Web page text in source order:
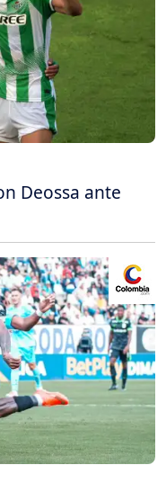
Deossa ante